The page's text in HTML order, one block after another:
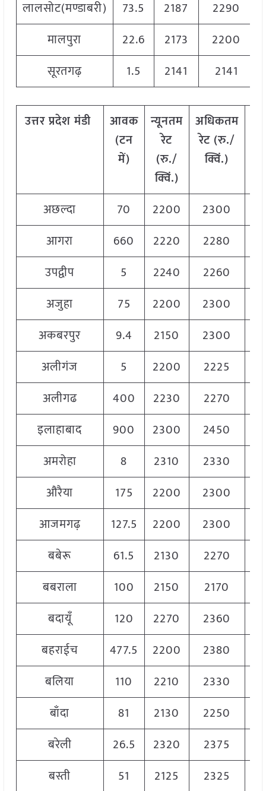
लालसोट(मण्डाबरी) 73.5 2187 2290
मालपुरा
22.6 2173 2200
सूरतगढ़
1.5 2141 2141
उत्तरप्रदेश मंडी
आवक
(टन
में)
न्यूनतम
रेट
(रु./
क्विं.)
अधिकतम
रेट (रु./
क्विं.)
अछल्दा
70 2200 2300
आगरा
660 2220 2280
उपद्वीप
5 2240 2260
अजुहा
75 2200 2300
अकबरपुर
9.4 2150 2300
अलीगंज
5 2200 2225
अलीगढ
400 2230 2270
इलाहाबाद
900 2300 2450
अमरोहा
8 2310 2330
औरैया
175 2200 2300
आजमगढ़
127.5 2200 2300
बबेरू
61.5 2130 2270
बबराला
100 2150 2170
बदायूँ
120 2270 2360
बहराईच
477.5 2200 2380
बलिया
110 2210 2330
बाँदा
81 2130 2250
बरेली
26.5 2320 2375
बस्ती
51 2125 2325